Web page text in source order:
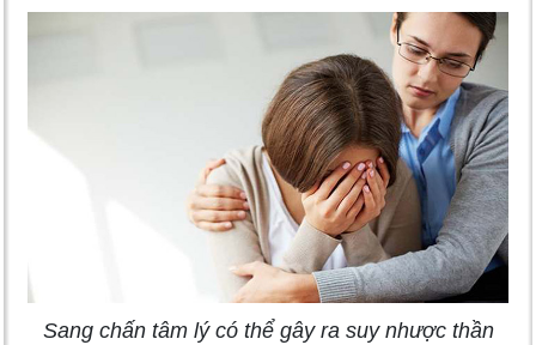
Sang chấn tâm lý có thể gây ra suy nhược thần